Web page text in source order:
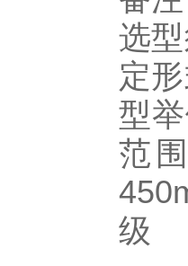
选
定
型
范
级